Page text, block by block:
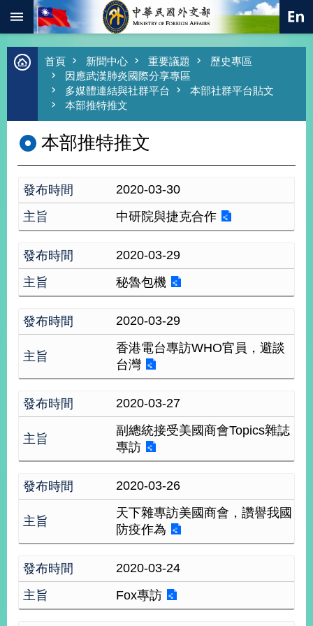
跳到主要內容區塊
進
階
總
外
價
值
外
交
經
濟
不
台
和
照
回
首
頁
網
站
導
關
於
本
首頁 新聞中心 重要議題
歷史專區
因應武漢肺炎國際分享專區
多媒體連結與社群平台
本部社群平台貼文
本部推特推文
本部推特推文
2020-03-30
中研院與捷克合作
2020-03-29
秘魯包機
2020-03-29
香港電台專訪WHO官員，避談
台灣
2020-03-27
副總統接受美國商會Topics雜誌
專訪
2020-03-26
天下雜專訪美國商會，讚譽我國
防疫作為
2020-03-24
Fox專訪